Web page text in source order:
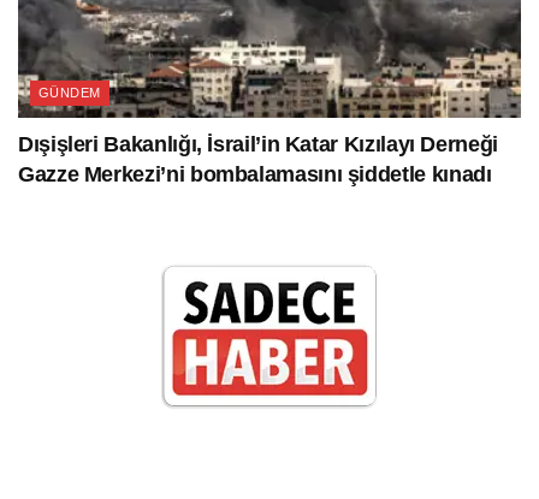
GÜNDEM
Dışişleri Bakanlığı, İsrail’in Katar Kızılayı Derneği
Gazze Merkezi’ni bombalamasını şiddetle kınadı